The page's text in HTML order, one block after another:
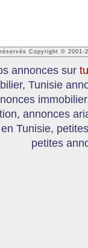
Copyright © 2001-
annonces sur
Tunisie
annonces
Tunisie,
petites